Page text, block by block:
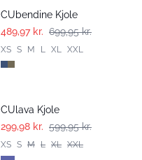
CUbendine Kjole
489,97 kr. 699,95 kr.
XS S M L XL XXL
CUlava Kjole
299,98 kr. 599,95 kr.
XS S M L XL XXL